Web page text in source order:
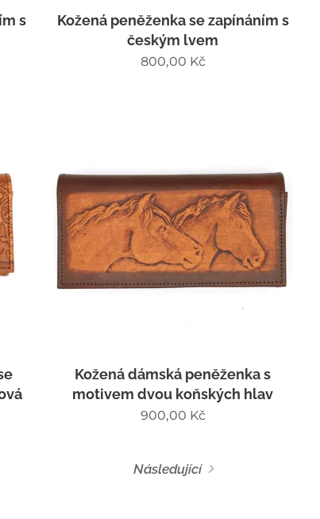
s
Kožená peněženka se zapínáním s
českým lvem
800,00 Kč
Kožená dámská peněženka s
motivem dvou koňských hlav
900,00 Kč
Následující